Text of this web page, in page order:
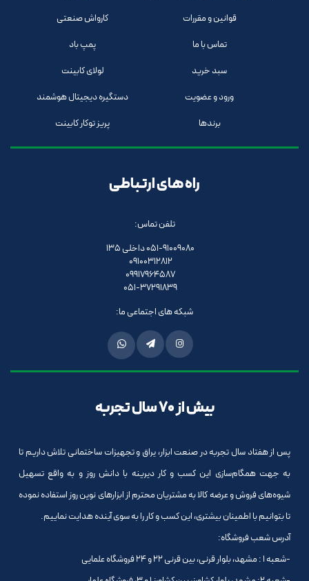
قوانین و مقررات
تماس با ما
سبد خرید
ورود و عضویت
برندها
کارواش صنعتی
پمپ باد
لولای کابینت
دستگیره دیجیتال هوشمند
پریز توکار کابینت
راه های ارتباطی
تلفن تماس:
051-91009080 داخلی 135
09100312812
09917964587
051-37291839
شبکه های اجتماعی ما:
بیش از 70 سال تجربه
پس از هفتاد سال تجربه در صنعت ابزار، یراق و تجهیزات ساختمانی تلاش داریم تا
به جهت همگام‌سازی این کسب و کار دیرینه با دانش روز و به واقع تسهیل
شیوه‌های فروش و عرضه کالا به مشتریان محترم از ابزارهای نوین روز استفاده نموده
تا بتوانیم با اطمینان بیشتری، این کسب و کار را به سوی آینده هدایت نماییم.
آدرس شعب فروشگاه:
-شعبه 1 : مشهد، بلوار قرنی، بین قرنی 22 و 24 فروشگاه علمایی